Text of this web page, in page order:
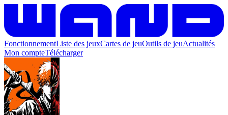
FonctionnementListe des jeuxCartes de jeuOutils de jeuActualités
Mon compteTélécharger